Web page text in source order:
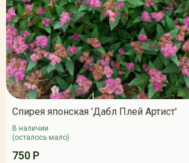
Спирея японская 'Дабл Плей Артист'
В наличии
(осталось мало)
750 Р